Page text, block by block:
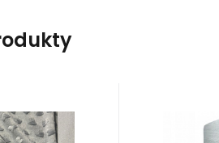
srdička,
2.7 m
AriadnaEAN: